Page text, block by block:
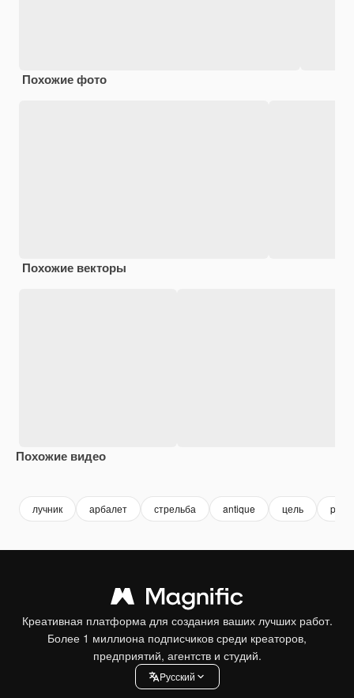
Похожие фото
Похожие векторы
Похожие видео
лучник арбалет стрельба antique цель png
Креативная платформа для создания ваших лучших работ.
Более 1 миллиона подписчиков среди креаторов,
предприятий, агентств и студий.
Pусский